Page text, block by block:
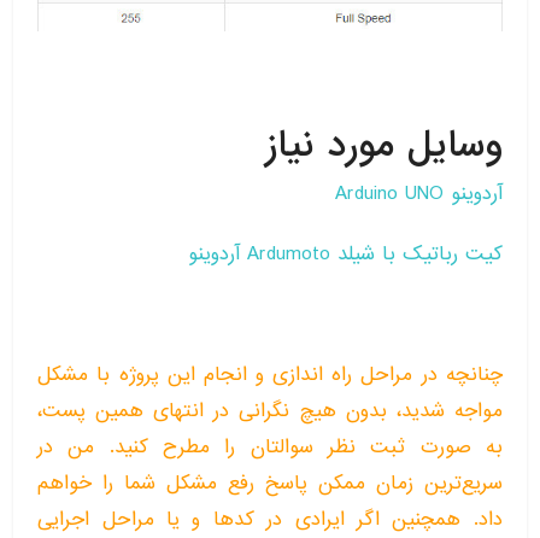
وسایل مورد نیاز
آردوینو Arduino UNO
کیت رباتیک با شیلد Ardumoto آردوینو
چنانچه در مراحل راه اندازی و انجام این پروژه با مشکل
مواجه شدید، بدون هیچ نگرانی در انتهای همین پست،
به صورت ثبت نظر سوالتان را مطرح کنید. من در
سریع‌ترین زمان ممکن پاسخ رفع مشکل شما را خواهم
داد. همچنین اگر ایرادی در کدها و یا مراحل اجرایی